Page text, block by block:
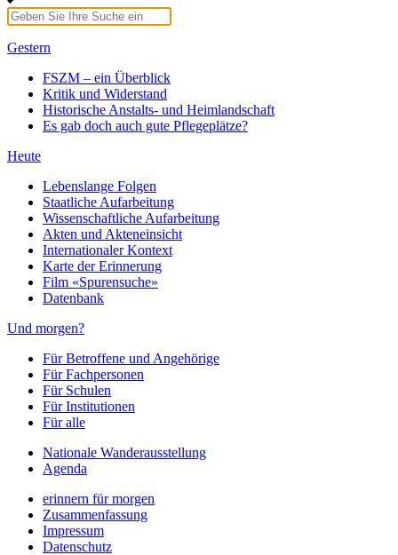
Gestern
FSZM – ein Überblick
Kritik und Widerstand
Historische Anstalts- und Heimlandschaft
Es gab doch auch gute Pflegeplätze?
Heute
Lebenslange Folgen
Staatliche Aufarbeitung
Wissenschaftliche Aufarbeitung
Akten und Akteneinsicht
Internationaler Kontext
Karte der Erinnerung
Film «Spurensuche»
Datenbank
Und morgen?
Für Betroffene und Angehörige
Für Fachpersonen
Für Schulen
Für Institutionen
Für alle
Nationale Wanderausstellung
Agenda
erinnern für morgen
Zusammenfassung
Impressum
Datenschutz